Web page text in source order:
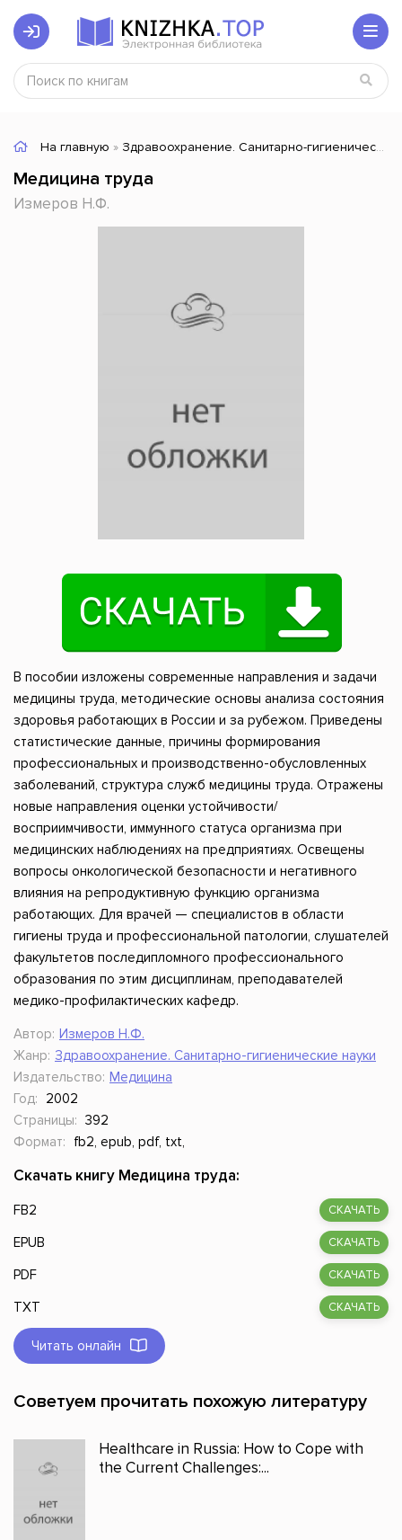
На главную » Здравоохранение. Санитарно-гигиенические науки
Медицина труда
Измеров Н.Ф.
В пособии изложены современные направления и задачи
медицины труда, методические основы анализа состояния
здоровья работающих в России и за рубежом. Приведены
статистические данные, причины формирования
профессиональных и производственно-обусловленных
заболеваний, структура служб медицины труда. Отражены
новые направления оценки устойчивости/
восприимчивости, иммунного статуса организма при
медицинских наблюдениях на предприятиях. Освещены
вопросы онкологической безопасности и негативного
влияния на репродуктивную функцию организма
работающих. Для врачей — специалистов в области
гигиены труда и профессиональной патологии, слушателей
факультетов последипломного профессионального
образования по этим дисциплинам, преподавателей
медико-профилактических кафедр.
Автор: Измеров Н.Ф.
Жанр: Здравоохранение. Санитарно-гигиенические науки
Издательство: Медицина
Год:
2002
Страницы: 392
Формат:
fb2, epub, pdf, txt,
Скачать книгу Медицина труда:
FB2 СКАЧАТЬ
EPUB СКАЧАТЬ
PDF СКАЧАТЬ
TXT СКАЧАТЬ
Читать онлайн
Советуем прочитать похожую литературу
Healthcare in Russia: How to Cope with
the Current Challenges:...